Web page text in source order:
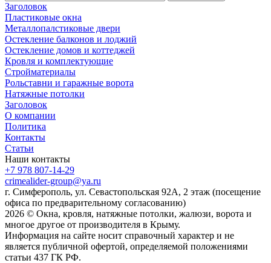
Заголовок
Пластиковые окна
Металлопалстиковые двери
Остекление балконов и лоджий
Остекление домов и коттеджей
Кровля и комплектующие
Стройматериалы
Рольставни и гаражные ворота
Натяжные потолки
Заголовок
О компании
Политика
Контакты
Статьи
Наши контакты
+7 978 807-14-29
crimealider-group@ya.ru
г. Симферополь, ул. Севастопольская 92А, 2 этаж (посещение
офиса по предварительному согласованию)
2026 © Окна, кровля, натяжные потолки, жалюзи, ворота и
многое другое от производителя в Крыму.
Информация на сайте носит справочный характер и не
является публичной офертой, определяемой положениями
статьи 437 ГК РФ.